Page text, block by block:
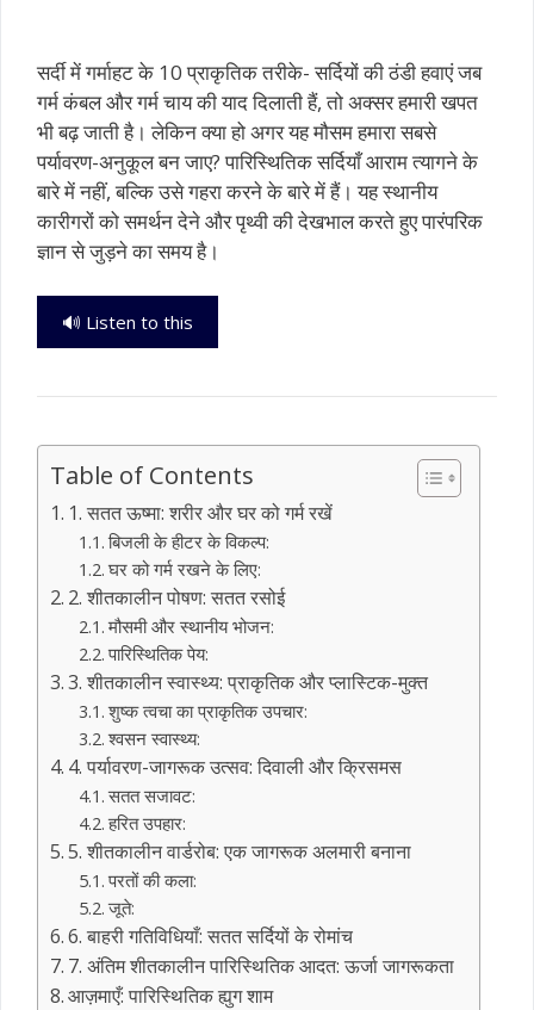
सर्दी में गर्माहट के 10 प्राकृतिक तरीके- सर्दियों की ठंडी हवाएं जब
गर्म कंबल और गर्म चाय की याद दिलाती हैं, तो अक्सर हमारी खपत
भी बढ़ जाती है। लेकिन क्या हो अगर यह मौसम हमारा सबसे
पर्यावरण-अनुकूल बन जाए? पारिस्थितिक सर्दियाँ आराम त्यागने के
बारे में नहीं, बल्कि उसे गहरा करने के बारे में हैं। यह स्थानीय
कारीगरों को समर्थन देने और पृथ्वी की देखभाल करते हुए पारंपरिक
ज्ञान से जुड़ने का समय है।
🔊 Listen to this
Table of Contents
1. सतत ऊष्मा: शरीर और घर को गर्म रखें
बिजली के हीटर के विकल्प:
घर को गर्म रखने के लिए:
2. शीतकालीन पोषण: सतत रसोई
मौसमी और स्थानीय भोजन:
पारिस्थितिक पेय:
3. शीतकालीन स्वास्थ्य: प्राकृतिक और प्लास्टिक-मुक्त
शुष्क त्वचा का प्राकृतिक उपचार:
श्वसन स्वास्थ्य:
4. पर्यावरण-जागरूक उत्सव: दिवाली और क्रिसमस
सतत सजावट:
हरित उपहार:
5. शीतकालीन वार्डरोब: एक जागरूक अलमारी बनाना
परतों की कला:
जूते:
6. बाहरी गतिविधियाँ: सतत सर्दियों के रोमांच
7. अंतिम शीतकालीन पारिस्थितिक आदत: ऊर्जा जागरूकता
आज़माएँ: पारिस्थितिक ह्युग शाम